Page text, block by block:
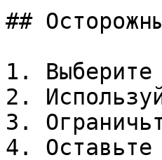
##
1. Выберите
2.
3.
4.